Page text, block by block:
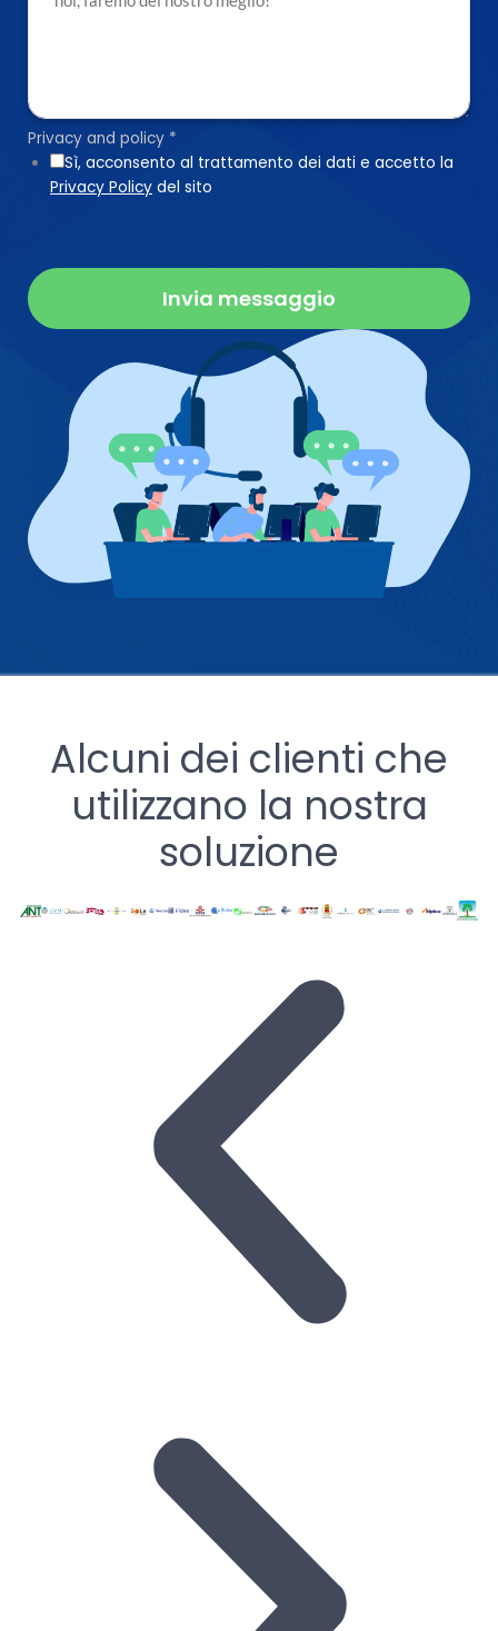
Privacy and policy *
Sì, acconsento al trattamento dei dati e accetto la
Privacy Policy del sito
Invia messaggio
Alcuni dei clienti che
utilizzano la nostra
soluzione